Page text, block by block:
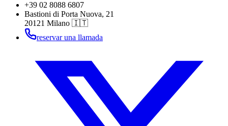
+39 02 8088 6807
Bastioni di Porta Nuova, 21
20121 Milano 🇮🇹
reservar una llamada